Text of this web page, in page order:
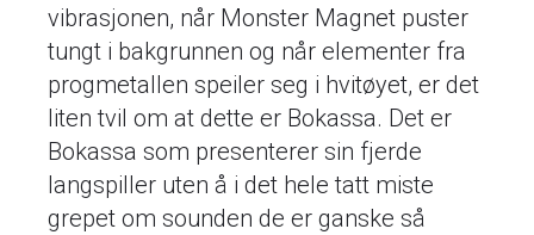
vibrasjonen, når Monster Magnet puster
tungt i bakgrunnen og når elementer fra
progmetallen speiler seg i hvitøyet, er det
liten tvil om at dette er Bokassa. Det er
Bokassa som presenterer sin fjerde
langspiller uten å i det hele tatt miste
grepet om sounden de er ganske så